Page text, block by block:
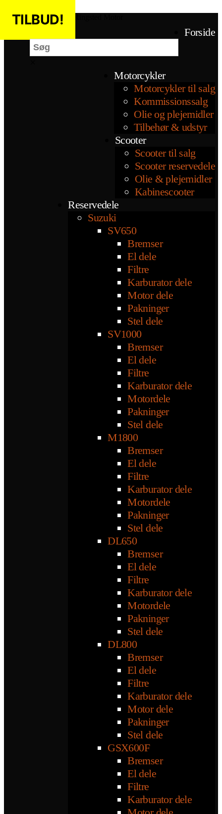
Forside
Motorcykler
Motorcykler til salg
Kommissionssalg
Olie og plejemidler
Tilbehør & udstyr
Scooter
Scooter til salg
Scooter reservedele
Olie & plejemidler
Kabinescooter
Reservedele
Suzuki
SV650
Bremser
El dele
Filtre
Karburator dele
Motor dele
Pakninger
Stel dele
SV1000
Bremser
El dele
Filtre
Karburator dele
Motordele
Pakninger
Stel dele
M1800
Bremser
El dele
Filtre
Karburator dele
Motordele
Pakninger
Stel dele
DL650
Bremser
El dele
Filtre
Karburator dele
Motordele
Pakninger
Stel dele
DL800
Bremser
El dele
Filtre
Karburator dele
Motor dele
Pakninger
Stel dele
GSX600F
Bremser
El dele
Filtre
Karburator dele
TILBUD!
TILBUD!
TILBUD!